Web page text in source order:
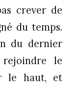
crever de
du temps.
du dernier
le
le haut, et